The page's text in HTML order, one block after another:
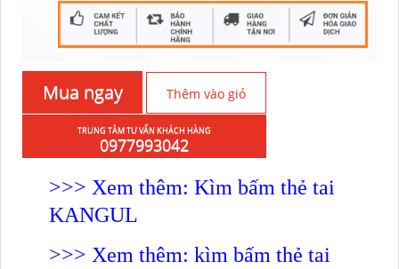
Mua ngay Thêm vào giỏ
hàng
TRUNG TÂM TƯ VẤN KHÁCH HÀNG
0977993042
>>> Xem thêm: Kìm bấm thẻ tai
KANGUL
>>> Xem thêm: kìm bấm thẻ tai